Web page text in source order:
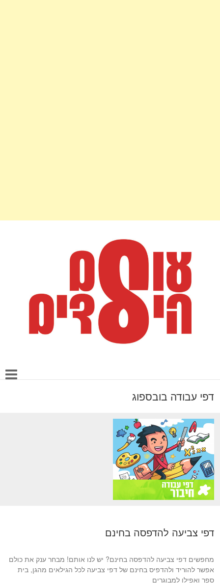
דפי עבודה בובספוג
דפי צביעה להדפסה בחינם
מחפשים דפי צביעה להדפסה בחינם? יש לנו אותם! מבחר ענק את כולם
אפשר להוריד ולהדפיס בחינם של דפי צביעה לכל הגילאים מהגן, בית
ספר ואפילו למבוגרים